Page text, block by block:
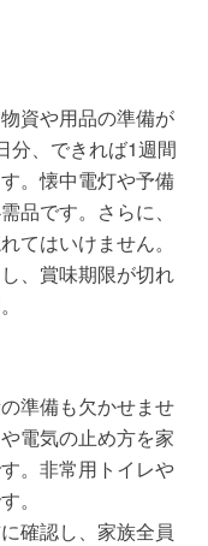
資や用品の準備が
分、できれば1週間
。懐中電灯や予備
品です。さらに、
てはいけません。
、賞味期限が切れ
準備も欠かせませ
電気の止め方を家
。非常用トイレや
。
確認し、家族全員